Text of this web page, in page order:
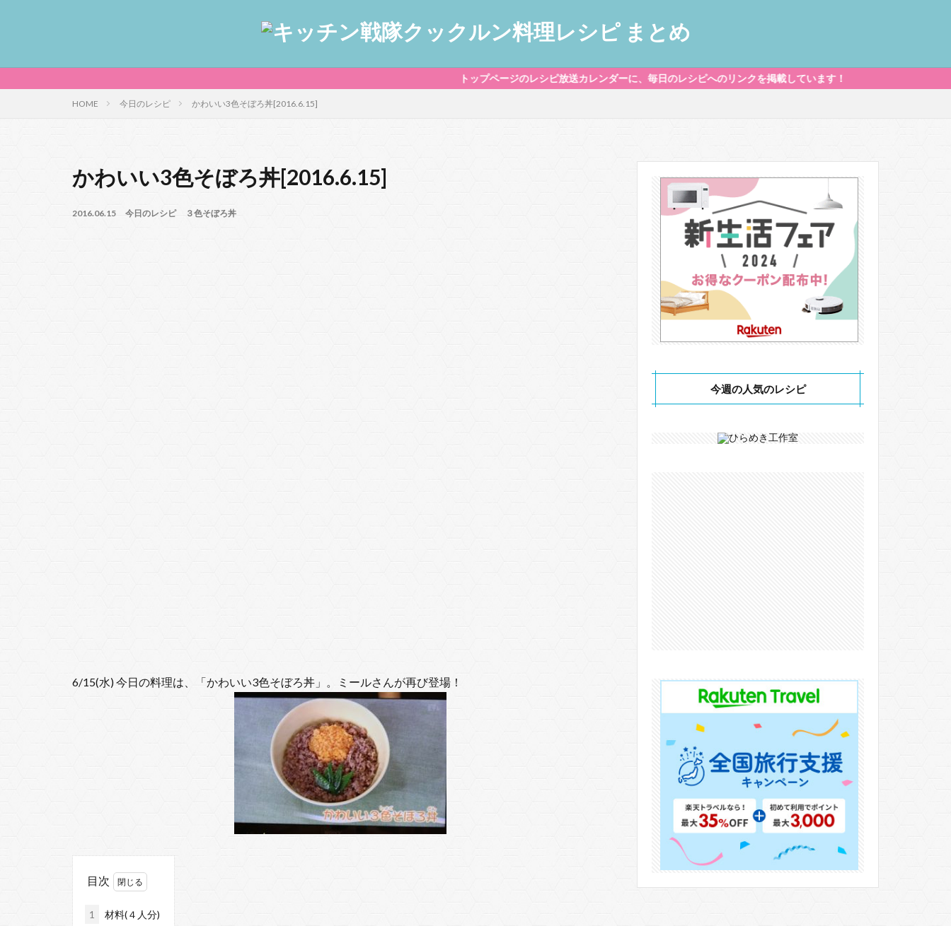
トップページのレシピ放送カレンダーに、毎日のレシピへのリンクを掲載しています！
HOME 今日のレシピ かわいい3色そぼろ丼[2016.6.15]
かわいい3色そぼろ丼[2016.6.15]
2016.06.15 今日のレシピ ３色そぼろ丼
6/15(水) 今日の料理は、「かわいい3色そぼろ丼」。ミールさんが再び登場！
目次
1 材料(４人分)
今週の人気のレシピ